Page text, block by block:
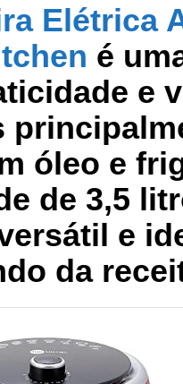
Elétrica
é
e
óleo e
de 3,5
e
da